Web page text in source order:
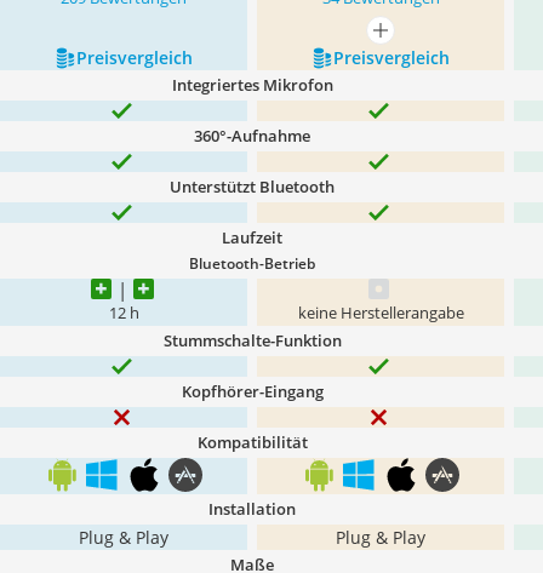
mehr anzeigen
Preis­vergleich
Preis­vergleich
Integriertes Mikrofon
360°-Aufnahme
Unterstützt Bluetooth
Laufzeit
Bluetooth-Betrieb
12 h keine Herstellerangabe
Stummschalte-Funktion
Kopfhörer-Eingang
Kompatibilität
Installation
Plug & Play Plug & Play
Maße